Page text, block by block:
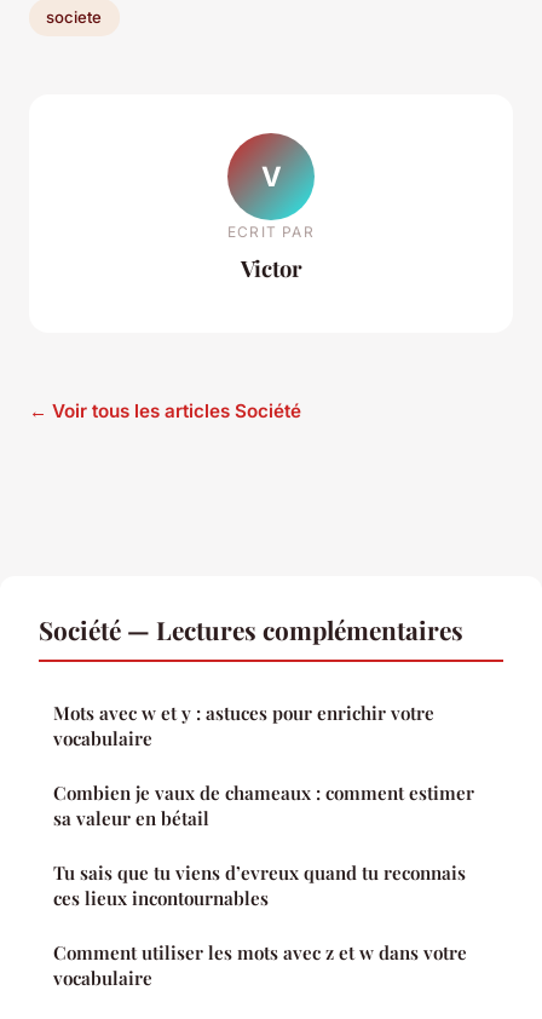
societe
V
ECRIT PAR
Victor
← Voir tous les articles Société
Société — Lectures complémentaires
Mots avec w et y : astuces pour enrichir votre
vocabulaire
Combien je vaux de chameaux : comment estimer
sa valeur en bétail
Tu sais que tu viens d’evreux quand tu reconnais
ces lieux incontournables
Comment utiliser les mots avec z et w dans votre
vocabulaire